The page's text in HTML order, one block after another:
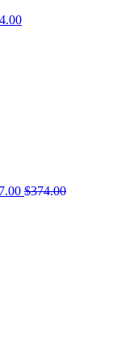
$374.00